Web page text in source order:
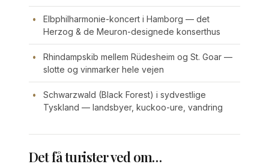
Elbphilharmonie-koncert i Hamborg — det
Herzog & de Meuron-designede konserthus
Rhindampskib mellem Rüdesheim og St. Goar —
slotte og vinmarker hele vejen
Schwarzwald (Black Forest) i sydvestlige
Tyskland — landsbyer, kuckoo-ure, vandring
Det få turister ved om…